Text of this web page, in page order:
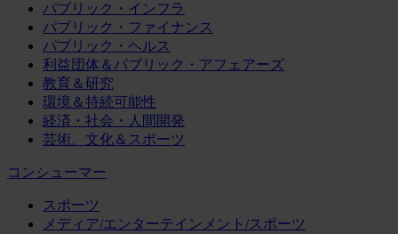
パブリック・インフラ
パブリック・ファイナンス
パブリック・ヘルス
利益団体＆パブリック・アフェアーズ
教育＆研究
環境＆持続可能性
経済・社会・人間開発
芸術、文化＆スポーツ
コンシューマー
スポーツ
メディア/エンターテインメント/スポーツ